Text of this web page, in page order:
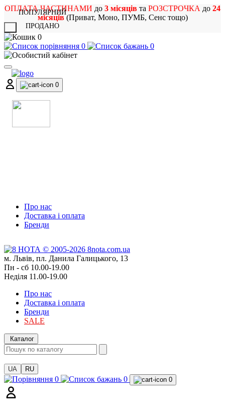
ОПЛАТА ЧАСТИНАМИ до 3 місяців та РОЗСТРОЧКА до 24
місяців(Приват, Моно, ПУМБ, Сенс тощо)
0
0
0
0
Про нас
Доставка і оплата
Бренди
м. Львів, пл. Данила Галицького, 13
Пн - сб 10.00-19.00
Неділя 11.00-19.00
Про нас
Доставка і оплата
Бренди
SALE
Каталог
UA RU
0 0 0
ПОПУЛЯРНИЙ
ПРОДАНО